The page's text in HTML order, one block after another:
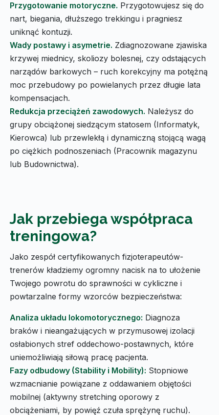
Przygotowanie motoryczne. Przygotowujesz się do
nart, biegania, dłuższego trekkingu i pragniesz
uniknąć kontuzji.
Wady postawy i asymetrie. Zdiagnozowane zjawiska
krzywej miednicy, skoliozy bolesnej, czy odstających
narządów barkowych – ruch korekcyjny ma potężną
moc przebudowy po powielanych przez długie lata
kompensacjach.
Redukcja przeciążeń zawodowych. Należysz do
grupy obciążonej siedzącym statosem (Informatyk,
Kierowca) lub przewlekłą i dynamiczną stojącą wagą
po ciężkich podnoszeniach (Pracownik magazynu
lub Budownictwa).
Jak przebiega współpraca
treningowa?
Jako zespół certyfikowanych fizjoterapeutów-
trenerów kładziemy ogromny nacisk na to ułożenie
Twojego powrotu do sprawności w cykliczne i
powtarzalne formy wzorców bezpieczeństwa:
Analiza układu lokomotorycznego: Diagnoza
braków i nieangażujących w przymusowej izolacji
osłabionych stref oddechowo-postawnych, które
uniemożliwiają siłową pracę pacjenta.
Fazy odbudowy (Stability i Mobility): Stopniowe
wzmacnianie powiązane z oddawaniem objętości
mobilnej (aktywny stretching oporowy z
obciążeniami, by powięź czuła sprężynę ruchu).